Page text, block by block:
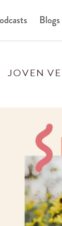
Blogs
JOVEN